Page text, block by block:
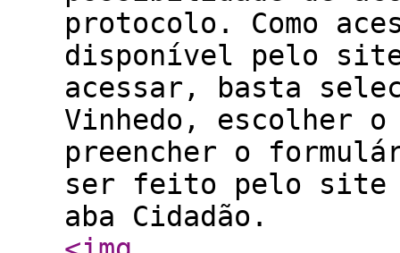
protocolo. Como
disponível pelo
acessar, basta
Vinhedo, escolher
preencher o
ser feito pelo site
aba Cidadão.